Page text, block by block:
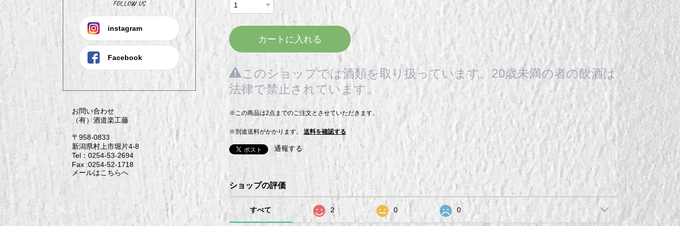
FOLLOW US
instagram
Facebook
お問い合わせ
（有）酒道楽工藤
〒958-0833
新潟県村上市堀片4-8
Tel：0254-53-2694
Fax :0254-52-1718
メールはこちらへ
カートに入れる
このショップでは酒類を取り扱っています。20歳未満の者の飲酒は
法律で禁止されています。
※この商品は2点までのご注文とさせていただきます。
※別途送料がかかります。 送料を確認する
通報する
ショップの評価
すべて 2 0 0